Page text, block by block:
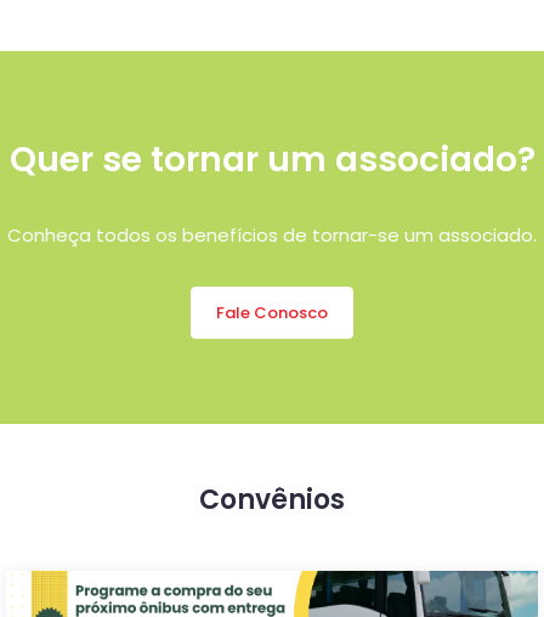
Quer se tornar um associado?
Conheça todos os benefícios de tornar-se um associado.
Fale Conosco
Convênios